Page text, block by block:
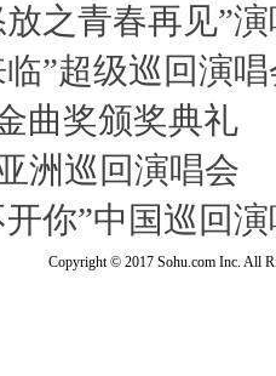
之青春再见”
”超级巡回演
曲奖颁奖典礼
洲巡回演唱会
你”中国巡回
Copyright © 2017 Sohu.com Inc. All